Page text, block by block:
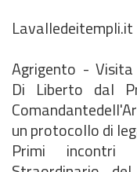
Lavalledeitempli.it
Agrigento - Visita
Di Liberto dal
un protocollo di
Primi incontri